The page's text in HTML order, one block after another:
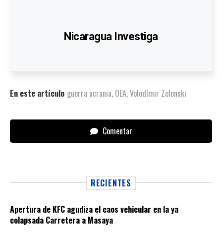
Nicaragua Investiga
En este artículo guerra ucrania, OEA,Volodímir Zelenski
Comentar
RECIENTES
Apertura de KFC agudiza el caos vehicular en la ya
colapsada Carretera a Masaya